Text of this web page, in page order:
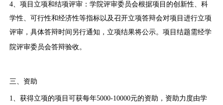
4、项目立项和结项评审：学院评审委员会根据项目的创新性、科
学性、可行性和经济性等指标以及召开立项答辩会对项目进行立项
评审，具体答辩时间另行通知，立项结果将公示。项目结题需经学
院评审委员会答辩验收。
三、资助
1、获得立项的项目可获每年5000-10000元的资助，资助力度由学